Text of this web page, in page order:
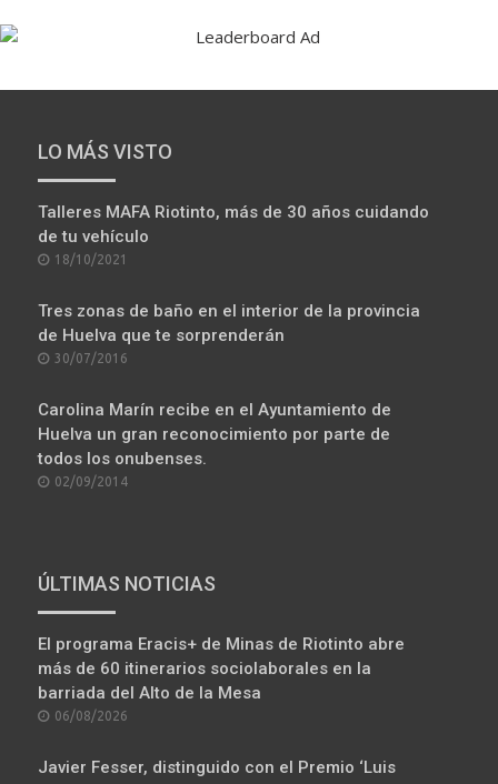
VÍDEO RECOMENDADO: ISLANTILLA: ENTRE EL
VERDE Y EL AZUL